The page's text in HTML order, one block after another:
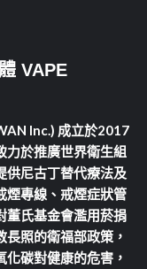
VAPE
Inc.) 成立於2017
力於推廣世界衛生組
供尼古丁替代療法及
煙專線、戒煙症狀管
董氏基金會濫用菸捐
照的衛福部政策，
碳對健康的危害，